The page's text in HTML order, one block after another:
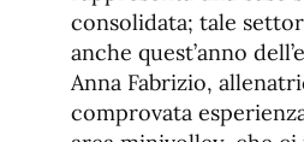
consolidata; tale
anche quest’anno
Anna Fabrizio,
comprovata